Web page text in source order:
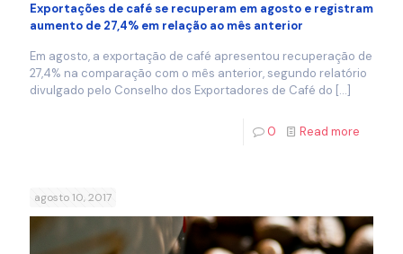
Exportações de café se recuperam em agosto e registram
aumento de 27,4% em relação ao mês anterior
Em agosto, a exportação de café apresentou recuperação de
27,4% na comparação com o mês anterior, segundo relatório
divulgado pelo Conselho dos Exportadores de Café do […]
0 Read more
agosto 10, 2017